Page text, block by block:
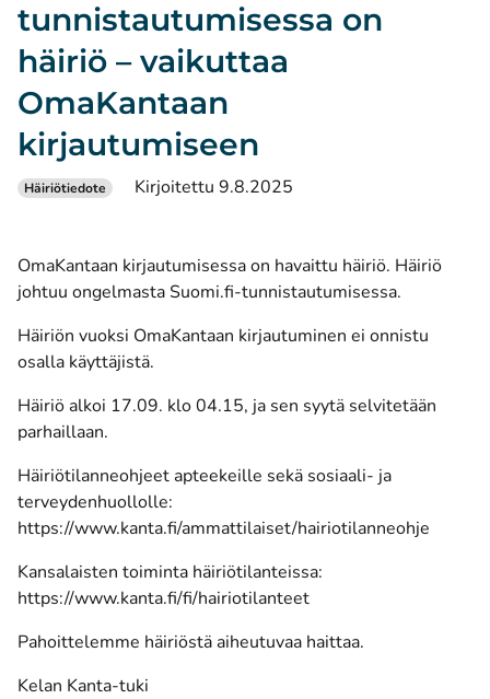
tunnistautumisessa on
häiriö – vaikuttaa
OmaKantaan
kirjautumiseen
Häiriötiedote Kirjoitettu 9.8.2025
OmaKantaan kirjautumisessa on havaittu häiriö. Häiriö
johtuu ongelmasta Suomi.fi-tunnistautumisessa.
Häiriön vuoksi OmaKantaan kirjautuminen ei onnistu
osalla käyttäjistä.
Häiriö alkoi 17.09. klo 04.15, ja sen syytä selvitetään
parhaillaan.
Häiriötilanneohjeet apteekeille sekä sosiaali- ja
terveydenhuollolle:
https://www.kanta.fi/ammattilaiset/hairiotilanneohje
Kansalaisten toiminta häiriötilanteissa:
https://www.kanta.fi/fi/hairiotilanteet
Pahoittelemme häiriöstä aiheutuvaa haittaa.
Kelan Kanta-tuki